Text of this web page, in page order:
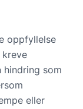
oppfyllelse
som
eller